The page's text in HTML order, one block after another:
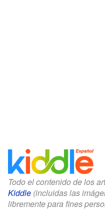
Todo el contenido de los
Kiddle (incluidas las
libremente para fines